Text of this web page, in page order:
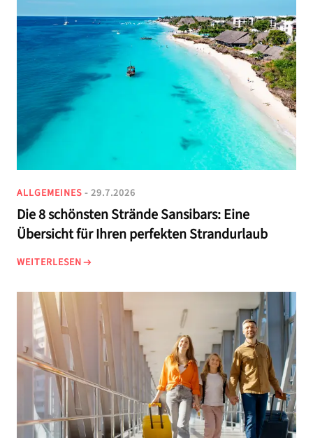
ALLGEMEINES - 29.7.2026
Die 8 schönsten Strände Sansibars: Eine
Übersicht für Ihren perfekten Strandurlaub
WEITERLESEN